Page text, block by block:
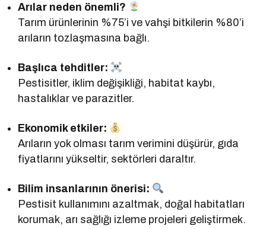
Arılar neden önemli?
Tarım ürünlerinin %75’i ve vahşi bitkilerin %80’i
arıların tozlaşmasına bağlı.
Başlıca tehditler:
Pestisitler, iklim değişikliği, habitat kaybı,
hastalıklar ve parazitler.
Ekonomik etkiler:
Arıların yok olması tarım verimini düşürür, gıda
fiyatlarını yükseltir, sektörleri daraltır.
Bilim insanlarının önerisi:
Pestisit kullanımını azaltmak, doğal habitatları
korumak, arı sağlığı izleme projeleri geliştirmek.